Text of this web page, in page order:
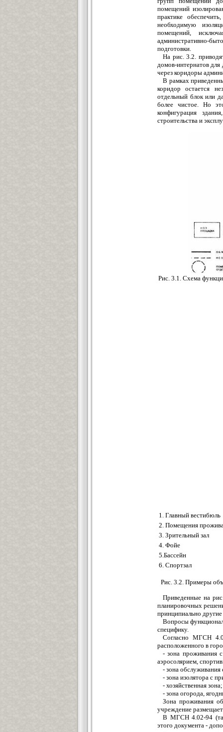
помещений
практике
необходимую
помещений,
административно-
подготовки.
На рис. 3.2.
домов-интернатов для
через коридоры
В рамках
коридор остается
отдельный блок или
более чистое. Но
конфигурация
строительства и
Рис. 3.1. Схема
1. Главный вестибюль
2. Помещения
3. Зрительный зал
4. Фойе
5.Бассейн
6. Спортзал
Рис. 3.2. Примеры
Приведенные на
планировочных
принципиально
Вопросы
специфику.
Согласно МГСН
расположенного в
- зона проживания
аэросолярием,
- зона
- зона изолятора с
- хозяйственная зона;
- зона огорода,
Зона проживания
учреждение
В МГСН 4.02-94
этого документа -